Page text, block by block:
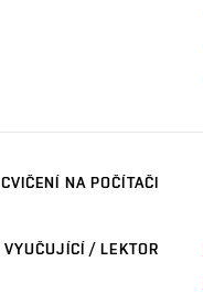
CVIČENÍ NA POČÍTAČI
VYUČUJÍCÍ / LEKTOR